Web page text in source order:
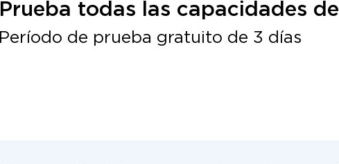
Prueba todas las capacidades de
Período de prueba gratuito de 3 días